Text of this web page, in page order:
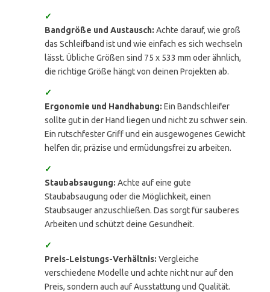
✓
Bandgröße und Austausch: Achte darauf, wie groß
das Schleifband ist und wie einfach es sich wechseln
lässt. Übliche Größen sind 75 x 533 mm oder ähnlich,
die richtige Größe hängt von deinen Projekten ab.
✓
Ergonomie und Handhabung: Ein Bandschleifer
sollte gut in der Hand liegen und nicht zu schwer sein.
Ein rutschfester Griff und ein ausgewogenes Gewicht
helfen dir, präzise und ermüdungsfrei zu arbeiten.
✓
Staubabsaugung: Achte auf eine gute
Staubabsaugung oder die Möglichkeit, einen
Staubsauger anzuschließen. Das sorgt für sauberes
Arbeiten und schützt deine Gesundheit.
✓
Preis-Leistungs-Verhältnis: Vergleiche
verschiedene Modelle und achte nicht nur auf den
Preis, sondern auch auf Ausstattung und Qualität.